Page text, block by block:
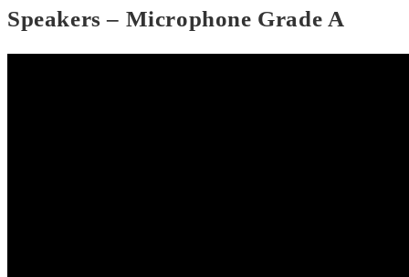
Speakers – Microphone Grade A